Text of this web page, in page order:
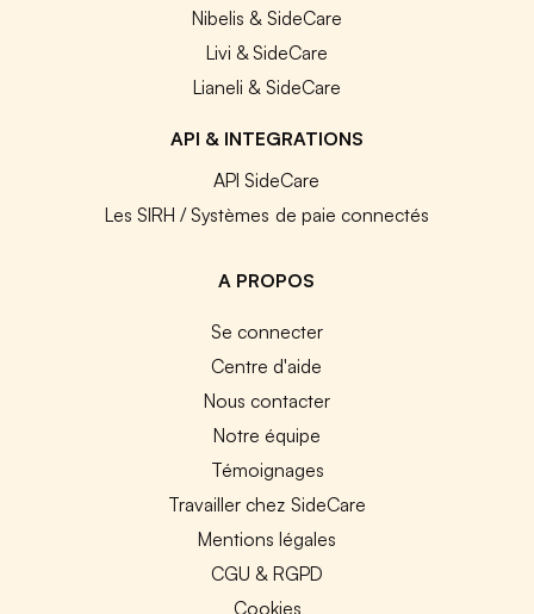
Nibelis & SideCare
Livi & SideCare
Lianeli & SideCare
API & INTEGRATIONS
API SideCare
Les SIRH / Systèmes de paie connectés
A PROPOS
Se connecter
Centre d'aide
Nous contacter
Notre équipe
Témoignages
Travailler chez SideCare
Mentions légales
CGU & RGPD
Cookies